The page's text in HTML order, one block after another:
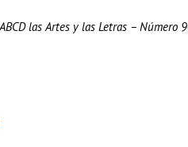
las Artes y las Letras – Número